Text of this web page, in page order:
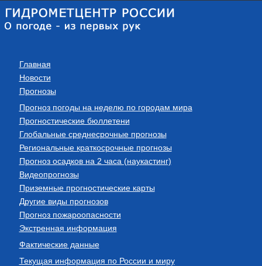
Главная
Новости
Прогнозы
Прогноз погоды на неделю по городам мира
Прогностические бюллетени
Глобальные среднесрочные прогнозы
Региональные краткосрочные прогнозы
Прогноз осадков на 2 часа (наукастинг)
Видеопрогнозы
Приземные прогностические карты
Другие виды прогнозов
Прогноз пожароопасности
Экстренная информация
Фактические данные
Текущая информация по России и миру